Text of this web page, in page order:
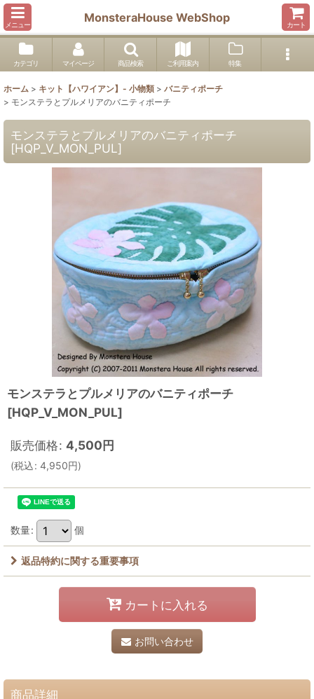
メニュー
MonsteraHouse WebShop
カート
カテゴリ マイページ 商品検索 ご利用案内 特集
ホーム > キット【ハワイアン】- 小物類 > バニティポーチ
> モンステラとプルメリアのバニティポーチ
モンステラとプルメリアのバニティポーチ
[HQP_V_MON_PUL]
モンステラとプルメリアのバニティポーチ
[HQP_V_MON_PUL]
販売価格: 4,500円
(税込: 4,950円)
数量: 個
返品特約に関する重要事項
カートに入れる
お問い合わせ
商品詳細